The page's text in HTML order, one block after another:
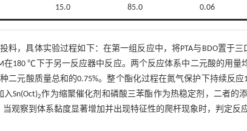
15.0 85.0 0.06
料，具体实验过程如下：在第一组反应中，将PTA与BDO置于
在180 ℃下于另一反应器中反应。两个反应体系中二元酸的用
二元酸质量总和的0.75%。整个酯化过程在氮气保护下持续反
Sn(Oct)2作为缩聚催化剂和磷酸三苯酯作为热稳定剂，二者的
观察到体系黏度显著增加并出现特征性的爬杆现象时，判定反